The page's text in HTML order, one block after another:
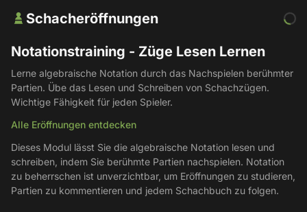
Schacheröffnungen
Notationstraining - Züge Lesen Lernen
Lerne algebraische Notation durch das Nachspielen berühmter
Partien. Übe das Lesen und Schreiben von Schachzügen.
Wichtige Fähigkeit für jeden Spieler.
Alle Eröffnungen entdecken
Dieses Modul lässt Sie die algebraische Notation lesen und
schreiben, indem Sie berühmte Partien nachspielen. Notation
zu beherrschen ist unverzichtbar, um Eröffnungen zu studieren,
Partien zu kommentieren und jedem Schachbuch zu folgen.